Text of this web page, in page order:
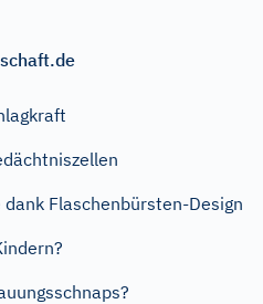
Flaschenbürsten-Design